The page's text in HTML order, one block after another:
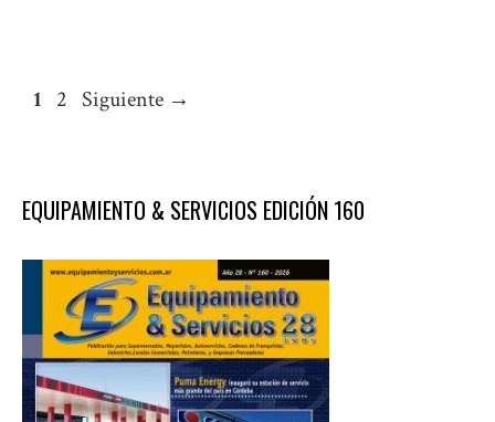
Página
1 Página
2 Siguiente →
EQUIPAMIENTO & SERVICIOS EDICIÓN 160